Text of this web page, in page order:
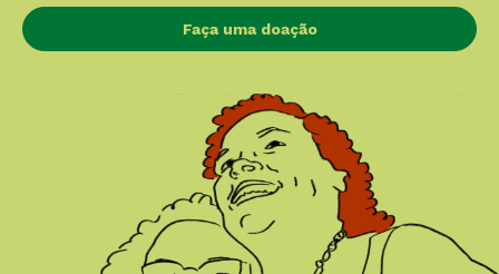
Faça uma doação